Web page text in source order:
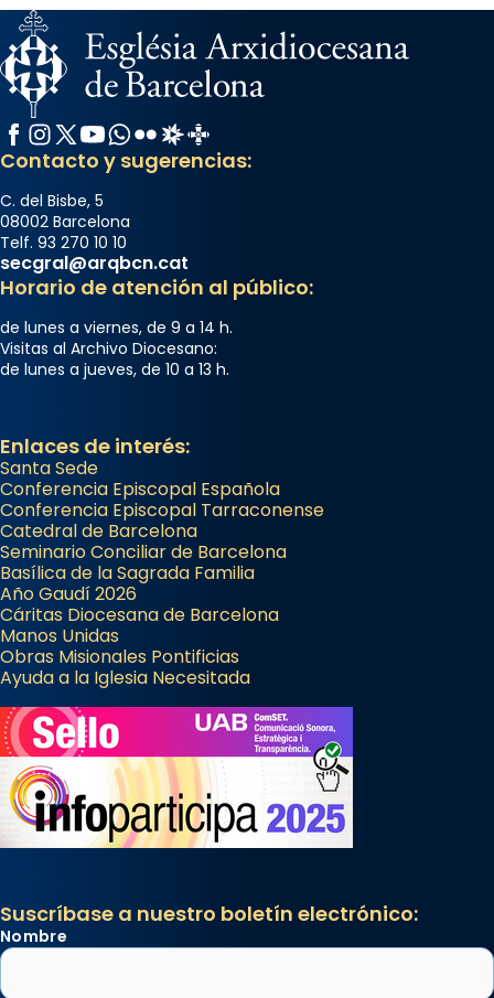
Facebook
Instagram
X / Twitter
YouTube
WhatsApp
FlickrRadio Estel
Catalunya Cristiana
Contacto y sugerencias:
C. del Bisbe, 5
08002 Barcelona
Telf. 93 270 10 10
secgral@arqbcn.cat
Horario de atención al público:
de lunes a viernes, de 9 a 14 h.
Visitas al Archivo Diocesano:
de lunes a jueves, de 10 a 13 h.
Enlaces de interés:
Santa Sede
Conferencia Episcopal Española
Conferencia Episcopal Tarraconense
Catedral de Barcelona
Seminario Conciliar de Barcelona
Basílica de la Sagrada Familia
Año Gaudí 2026
Cáritas Diocesana de Barcelona
Manos Unidas
Obras Misionales Pontificias
Ayuda a la Iglesia Necesitada
Suscríbase a nuestro boletín electrónico:
Nombre